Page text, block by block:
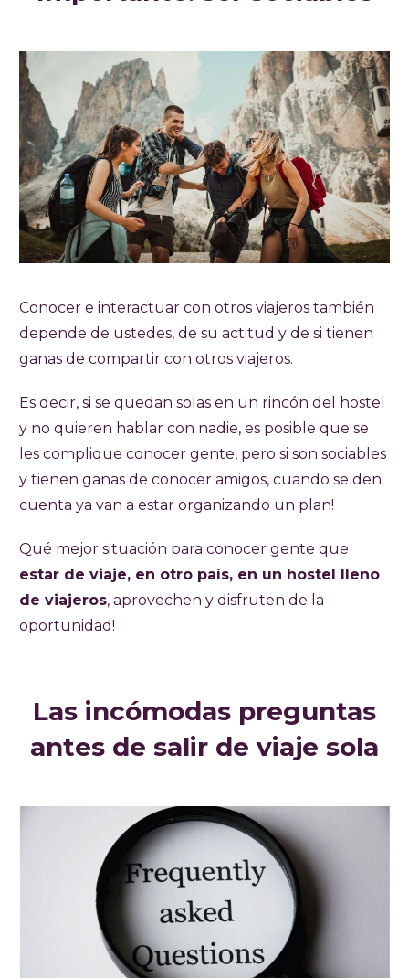
Conocer e interactuar con otros viajeros también
depende de ustedes, de su actitud y de si tienen
ganas de compartir con otros viajeros.
Es decir, si se quedan solas en un rincón del hostel
y no quieren hablar con nadie, es posible que se
les complique conocer gente, pero si son sociables
y tienen ganas de conocer amigos, cuando se den
cuenta ya van a estar organizando un plan!
Qué mejor situación para conocer gente que
estar de viaje, en otro país, en un hostel lleno
de viajeros, aprovechen y disfruten de la
oportunidad!
Las incómodas preguntas
antes de salir de viaje sola